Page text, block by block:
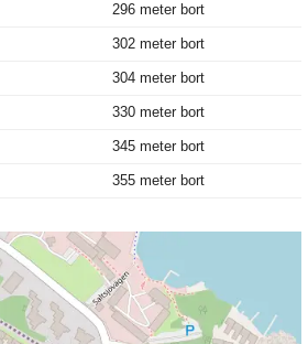
296 meter bort
302 meter bort
304 meter bort
330 meter bort
345 meter bort
355 meter bort